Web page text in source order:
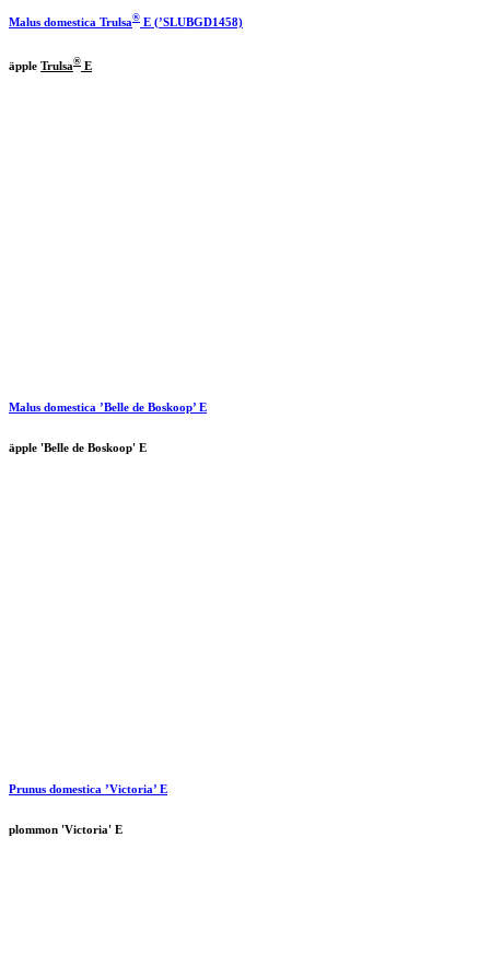
Malus domestica Trulsa® E (’SLUBGD1458)
äpple Trulsa® E
Malus domestica ’Belle de Boskoop’ E
äpple 'Belle de Boskoop' E
Prunus domestica ’Victoria’ E
plommon 'Victoria' E